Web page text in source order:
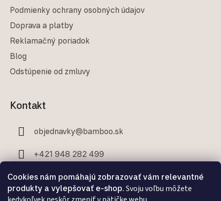
Cookies nám pomáhajú zobrazovať vám relevantné
produkty a vylepšovať e-shop. Svoju voľbu môžete
Podmienky ochrany osobných údajov
Doprava a platby
Reklamačný poriadok
Blog
Odstúpenie od zmluvy
Kontakt
objednavky@bamboo.sk
+421 948 282 499
+421 907 706 329